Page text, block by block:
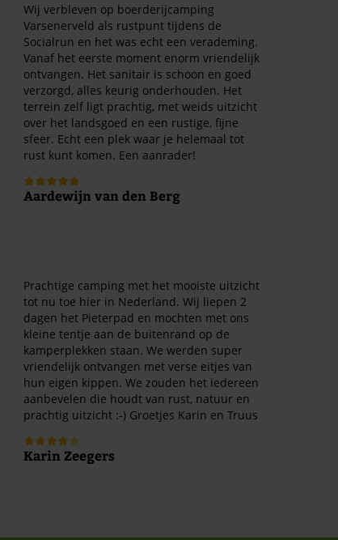
Wij verbleven op boerderijcamping
Varsenerveld als rustpunt tijdens de
Socialrun en het was echt een verademing.
Vanaf het eerste moment enorm vriendelijk
ontvangen. Het sanitair is schoon en goed
verzorgd, alles keurig onderhouden. Het
terrein zelf ligt prachtig, met weids uitzicht
over het landsgoed en een rustige, fijne
sfeer. Echt een plek waar je helemaal tot
rust kunt komen. Een aanrader!
Aardewijn van den Berg
Prachtige camping met het mooiste uitzicht
tot nu toe hier in Nederland. Wij liepen 2
dagen het Pieterpad en mochten met ons
kleine tentje aan de buitenrand op de
kamperplekken staan. We werden super
vriendelijk ontvangen met verse eitjes van
hun eigen kippen. We zouden het iedereen
aanbevelen die houdt van rust, natuur en
prachtig uitzicht :-) Groetjes Karin en Truus
Karin Zeegers